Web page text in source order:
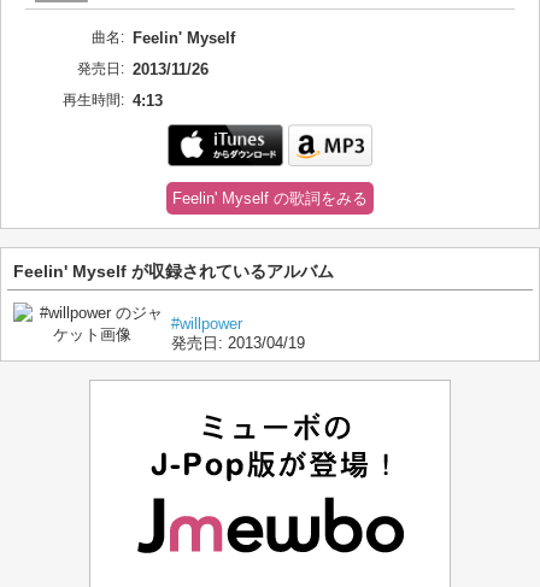
曲名: Feelin' Myself
発売日: 2013/11/26
再生時間: 4:13
Feelin' Myself の歌詞をみる
Feelin' Myself が収録されているアルバム
#willpower
発売日: 2013/04/19